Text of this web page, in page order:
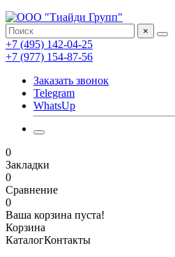
×
+7 (495) 142-04-25
+7 (977) 154-87-56
Заказать звонок
Telegram
WhatsUp
0
Закладки
0
Сравнение
0
Ваша корзина пуста!
Корзина
КаталогКонтакты